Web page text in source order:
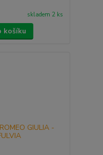
skladem 2 ks
košíku